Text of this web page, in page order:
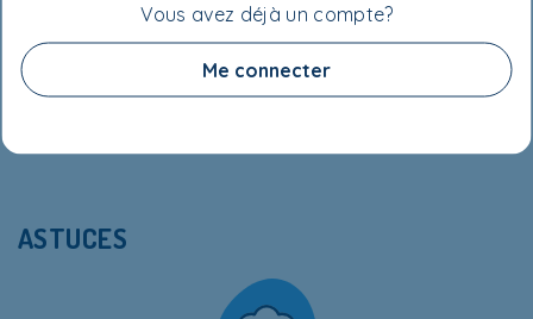
VALEUR NUTRITIVE
ASTUCES
Vous avez déjà un compte?
Me connecter